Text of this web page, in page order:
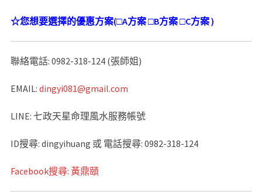
☆您想要選擇的優惠方案(□A方案□B方案 □C方案)
聯絡電話: 0982-318-124 (張師姐)
EMAIL: dingyi081@gmail.com
LINE: 七政天星命理風水服務帳號
ID搜尋: dingyihuang 或 電話搜尋: 0982-318-124
Facebook搜尋: 黃鼎頤